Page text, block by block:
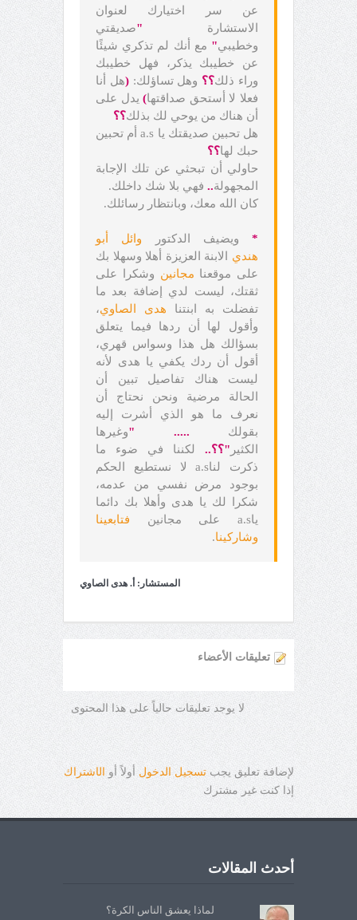
عن سر اختيارك لعنوان
الاستشارة "صديقتي
وخطيبي" مع أنك لم تذكري شيئًا
عن خطيبك يذكر، فهل خطيبك
وراء ذلك؟؟ وهل تساؤلك:(هل أنا
فعلا لا أستحق صداقتها)يدل على
أن هناك من يوحي لك بذلك؟؟
هل تحبين صديقتك يا a.s أم تحبين
حبك لها؟؟
حاولي أن تبحثي عن تلك الإجابة
المجهولة.. فهي بلا شك داخلك.
كان الله معك، وبانتظار رسائلك.
* ويضيف الدكتور وائل أبو
هندي الابنة العزيزة أهلا وسهلا بك
على موقعنا مجانين وشكرا على
ثقتك، ليست لدي إضافة بعد ما
تفضلت به ابنتنا هدى الصاوي،
وأقول لها أن ردها فيما يتعلق
بسؤالك هل هذا وسواس قهري،
أقول أن ردك يكفي يا هدى لأنه
ليست هناك تفاصيل تبين أن
الحالة مرضية ونحن نحتاج أن
نعرف ما هو الذي أشرت إليه
بقولك ..... "وغيرها
الكثير "؟؟.. لكننا في ضوء ما
ذكرت لناa.s لا نستطيع الحكم
بوجود مرض نفسي من عدمه،
شكرا لك يا هدى وأهلا بك دائما
ياa.s على مجانين
فتابعينا
وشاركينا.
المستشار: أ. هدى الصاوي
تعليقات الأعضاء
لا يوجد تعليقات حالياً على هذا المحتوى
لإضافة تعليق يجبتسجيل الدخول أولاً أو الاشتراك
إذا كنت غير مشترك
أحدث المقالات
لماذا يعشق الناس الكرة؟